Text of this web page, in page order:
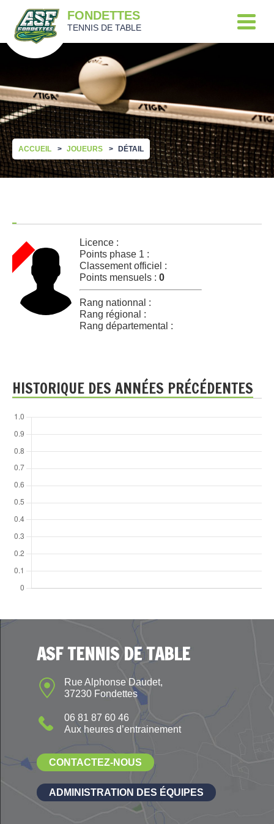
FONDETTES
TENNIS DE TABLE
ACCUEIL JOUEURS DÉTAIL
Licence :
Points phase 1 :
Classement officiel :
Points mensuels : 0
Rang nationnal :
Rang régional :
Rang départemental :
HISTORIQUE DES ANNÉES PRÉCÉDENTES
ASF TENNIS DE TABLE
Rue Alphonse Daudet,
37230 Fondettes
06 81 87 60 46
Aux heures d’entrainement
CONTACTEZ-NOUS
ADMINISTRATION DES ÉQUIPES